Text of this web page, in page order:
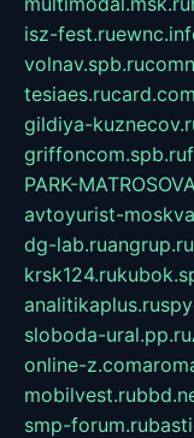
isz-fest.ru
volnav.spb.ru
tesiaes.ru
gildiya-
griffoncom.spb.ru
PARK-
avtoyurist-
dg-lab.ruangrup.ru
krsk124.ru
analitikaplus.ru
sloboda-ural.pp.ru
online-z.com
mobilvest.ru
smp-forum.ru